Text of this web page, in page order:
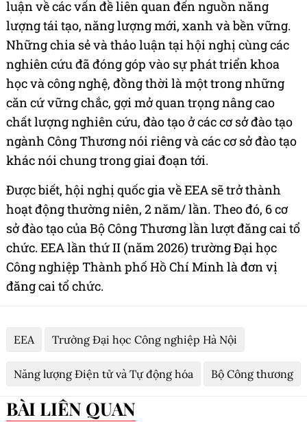
luận về các vấn đề liên quan đến nguồn năng
lượng tái tạo, năng lượng mới, xanh và bền vững.
Những chia sẻ và thảo luận tại hội nghị cùng các
nghiên cứu đã đóng góp vào sự phát triển khoa
học và công nghệ, đồng thời là một trong những
căn cứ vững chắc, gợi mở quan trọng nâng cao
chất lượng nghiên cứu, đào tạo ở các cơ sở đào tạo
ngành Công Thương nói riêng và các cơ sở đào tạo
khác nói chung trong giai đoạn tới.
Được biết, hội nghị quốc gia về EEA sẽ trở thành
hoạt động thường niên, 2 năm/ lần. Theo đó, 6 cơ
sở đào tạo của Bộ Công Thương lần lượt đăng cai tổ
chức. EEA lần thứ II (năm 2026) trường Đại học
Công nghiệp Thành phố Hồ Chí Minh là đơn vị
đăng cai tổ chức.
EEA Trường Đại học Công nghiệp Hà Nội
Năng lượng Điện tử và Tự động hóa Bộ Công thương
BÀI LIÊN QUAN